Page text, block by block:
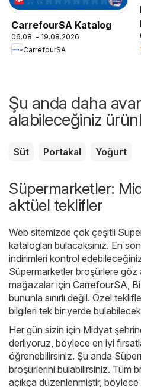
CarrefourSA Katalog
06.08. - 19.08.2026
CarrefourSA
Şu anda daha
alabileceğiniz
Süt Portakal Yoğurt
Süpermarketler:
aktüel teklifler
Web sitemizde çok çeşitli
katalogları bulacaksınız. En
indirimleri kontrol
Süpermarketler broşürlere göz
mağazalar için CarrefourSA,
bununla sınırlı değil. Özel
bilgileri tek bir yerde
Her gün sizin için Midyat
derliyoruz, böylece en iyi
öğrenebilirsiniz. Şu anda
broşürlerini bulabilirsiniz. Tüm
açıkça düzenlenmiştir, böylece